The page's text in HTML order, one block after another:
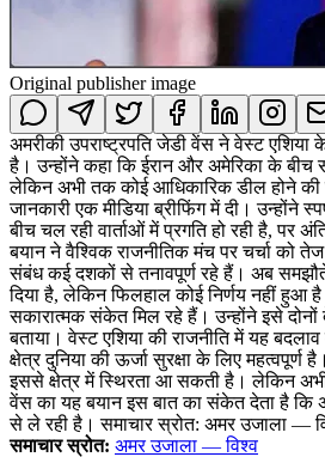
Original publisher image
अमरीकी उपराष्ट्रपति जेडी वेंस ने वेस्ट एशिया
है। उन्होंने कहा कि ईरान और अमेरिका के बीच
लेकिन अभी तक कोई आधिकारिक डील होने की
जानकारी एक मीडिया ब्रीफिंग में दी। उन्होंने
बीच चल रही वार्ताओं में प्रगति हो रही है, पर
बयान ने वैश्विक राजनीतिक मंच पर चर्चा को
संबंध कई दशकों से तनावपूर्ण रहे हैं। अब
दिया है, लेकिन फिलहाल कोई निर्णय नहीं
सकारात्मक संकेत मिल रहे हैं। उन्होंने इसे
बताया। वेस्ट एशिया की राजनीति में यह
क्षेत्र दुनिया की ऊर्जा सुरक्षा के लिए महत्वपूर्ण
इससे क्षेत्र में स्थिरता आ सकती है। लेकिन
वेंस का यह बयान इस बात का संकेत देता है कि
से ले रही है। समाचार स्रोत: अमर उजाला —
समाचार स्रोत: अमर उजाला — विश्व